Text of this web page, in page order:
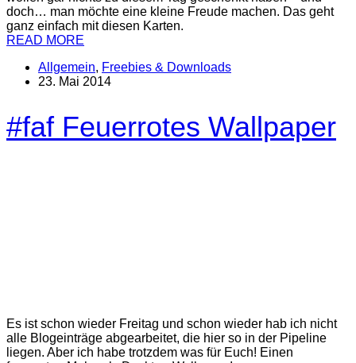
doch… man möchte eine kleine Freude machen. Das geht
ganz einfach mit diesen Karten.
READ MORE
Allgemein, Freebies & Downloads
23. Mai 2014
#faf Feuerrotes Wallpaper
Es ist schon wieder Freitag und schon wieder hab ich nicht
alle Blogeinträge abgearbeitet, die hier so in der Pipeline
liegen. Aber ich habe trotzdem was für Euch! Einen